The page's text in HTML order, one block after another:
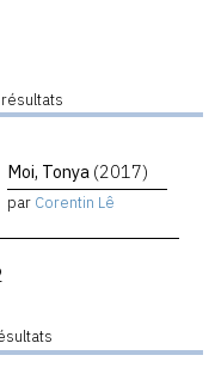
Moi, Tonya (2017)
par Corentin Lê